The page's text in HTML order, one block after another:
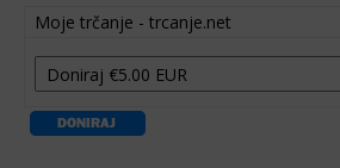
Moje trčanje - trcanje.net